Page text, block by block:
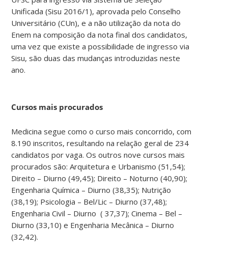
Unificada (Sisu 2016/1), aprovada pelo Conselho
Universitário (CUn), e a não utilização da nota do
Enem na composição da nota final dos candidatos,
uma vez que existe a possibilidade de ingresso via
Sisu, são duas das mudanças introduzidas neste
ano.
Cursos mais procurados
Medicina segue como o curso mais concorrido, com
8.190 inscritos, resultando na relação geral de 234
candidatos por vaga. Os outros nove cursos mais
procurados são: Arquitetura e Urbanismo (51,54);
Direito – Diurno (49,45); Direito – Noturno (40,90);
Engenharia Química – Diurno (38,35); Nutrição
(38,19); Psicologia – Bel/Lic – Diurno (37,48);
Engenharia Civil – Diurno ( 37,37); Cinema – Bel –
Diurno (33,10) e Engenharia Mecânica – Diurno
(32,42).